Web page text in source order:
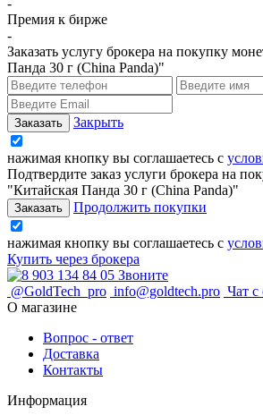
-
Премия к бирже
-
Заказать услугу брокера на покупку
Панда 30 г (China Panda)"
Закрыть
нажимая кнопку вы соглашаетесь с
Подтвердите заказ услуги брокера на
"Китайская Панда 30 г (China Panda)"
Продолжить покупки
нажимая кнопку вы соглашаетесь с
Купить через брокера
Звоните
@GoldTech_pro info@goldtech.pro Чат с
О магазине
Вопрос - ответ
Доставка
Контакты
Информация